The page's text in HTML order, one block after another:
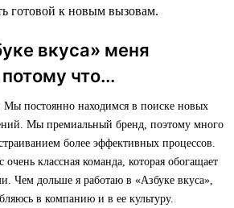
готовой к новым вызовам.
вкуса» меня
что...
Мы постоянно находимся в поиске новых
Мы премиальный бренд, поэтому много
более эффективных процессов.
классная команда, которая обогащает
Чем дольше я работаю в «Азбуке вкуса»,
в компанию и в ее культуру.